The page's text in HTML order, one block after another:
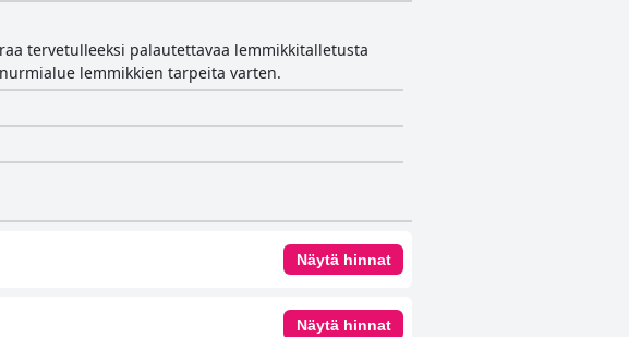
tervetulleeksi palautettavaa lemmikkitalletusta
lemmikkien tarpeita varten.
Näytä hinnat
Näytä hinnat